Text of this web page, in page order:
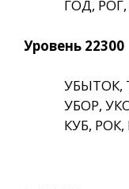
ГОД,
Уровень 22300
УБЫТОК,
УБОР,
КУБ,